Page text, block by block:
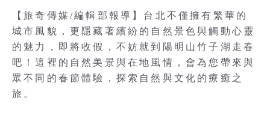
【旅奇傳媒/編輯部報導】台北不僅擁有繁華的
城市風貌，更隱藏著繽紛的自然景色與觸動心靈
的魅力，即將收假，不妨就到陽明山竹子湖走春
吧！這裡的自然美景與在地風情，會為您帶來與
眾不同的春節體驗，探索自然與文化的療癒之
旅。